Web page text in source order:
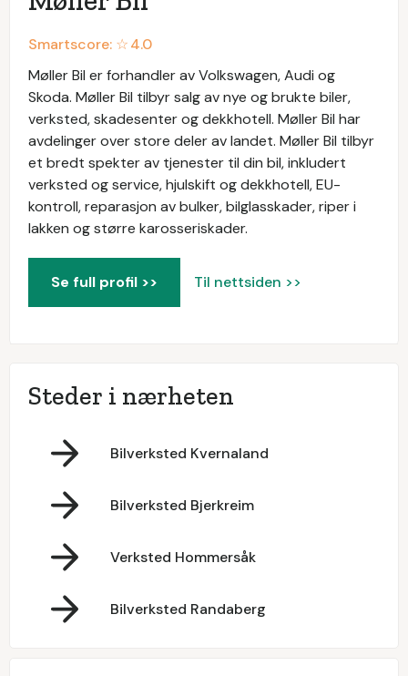
Smartscore: ☆4.0
Møller Bil er forhandler av Volkswagen, Audi og
Skoda. Møller Bil tilbyr salg av nye og brukte biler,
verksted, skadesenter og dekkhotell. Møller Bil har
avdelinger over store deler av landet. Møller Bil tilbyr
et bredt spekter av tjenester til din bil, inkludert
verksted og service, hjulskift og dekkhotell, EU-
kontroll, reparasjon av bulker, bilglasskader, riper i
lakken og større karosseriskader.
Se full profil >> Til nettsiden >>
Steder i nærheten
Bilverksted Kvernaland
Bilverksted Bjerkreim
Verksted Hommersåk
Bilverksted Randaberg